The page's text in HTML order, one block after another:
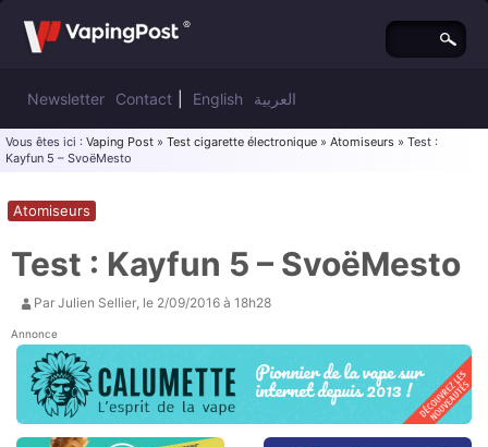
Newsletter Contact English العربية
Vous êtes ici : Vaping Post » Test cigarette électronique » Atomiseurs » Test :
Kayfun 5 – SvoëMesto
Test : Kayfun 5 – SvoëMesto
Atomiseurs
Par Julien Sellier, le 2/09/2016 à 18h28
Annonce